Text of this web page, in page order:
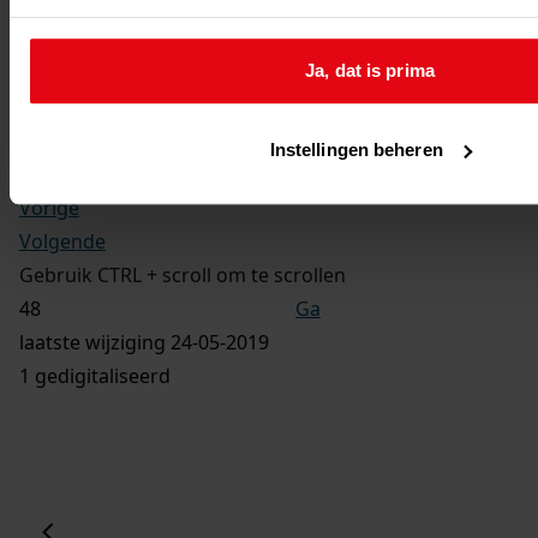
Ja, dat is prima
Instellingen beheren
181.
Dit bestand is nog niet gecontroleerd op volledigheid
Vorige
Volgende
Gebruik CTRL + scroll om te scrollen
Ga
laatste wijziging 24-05-2019
1 gedigitaliseerd